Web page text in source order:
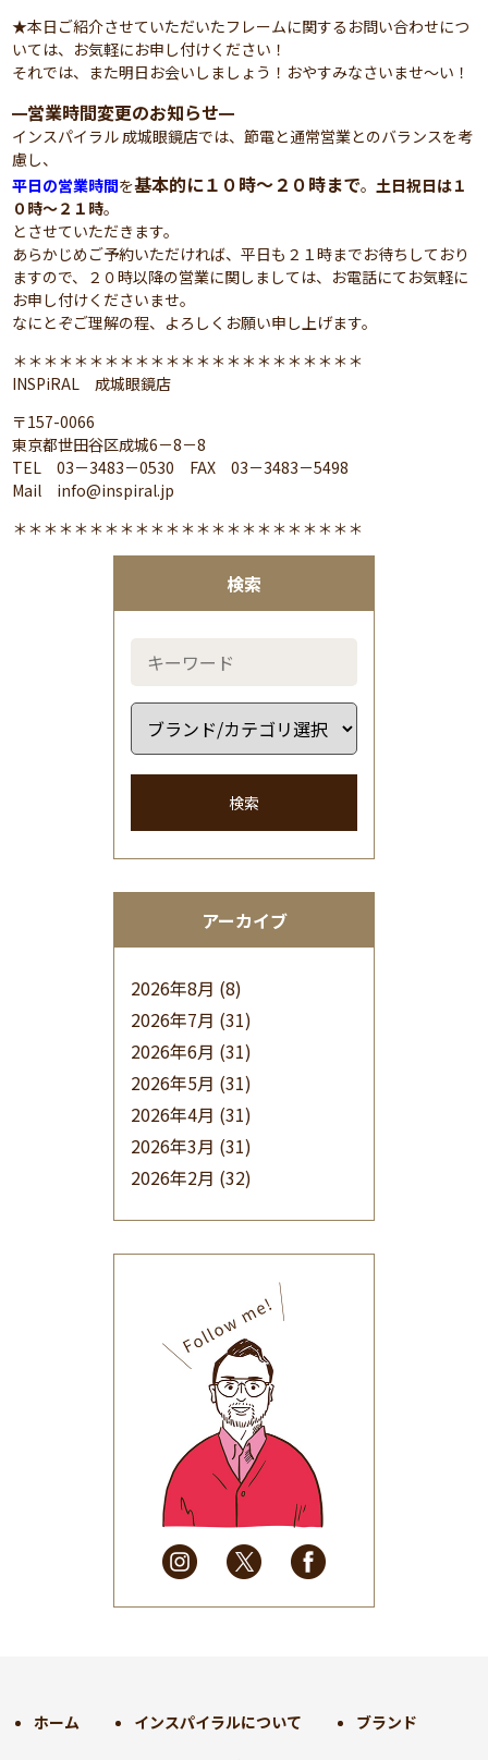
検索
検索
アーカイブ
2026年8月 (8)
2026年7月 (31)
2026年6月 (31)
2026年5月 (31)
2026年4月 (31)
2026年3月 (31)
2026年2月 (32)
(32)
2025年9月(30)
2025年8月(31)
2025年7月(37)
2025年6月(48)
2025年5月
(41)
2025年4月
(32)
2025年3月(31)
2025年2月
(28)
2025年1月
(34)
2024年9月(30)
★本日ご紹介させていただいたフレームに関するお問い合わせにつ
いては、お気軽にお申し付けください！
それでは、また明日お会いしましょう！おやすみなさいませ～い！
━営業時間変更のお知らせ━
インスパイラル 成城眼鏡店では、節電と通常営業とのバランスを考
慮し、
平日の営業時間を基本的に１０時～２０時まで。土日祝日は１
０時～２１時。
とさせていただきます。
あらかじめご予約いただければ、平日も２１時までお待ちしており
ますので、２０時以降の営業に関しましては、お電話にてお気軽に
お申し付けくださいませ。
なにとぞご理解の程、よろしくお願い申し上げます。
＊＊＊＊＊＊＊＊＊＊＊＊＊＊＊＊＊＊＊＊＊＊＊
INSPiRAL 成城眼鏡店
〒157-0066
東京都世田谷区成城6－8－8
TEL 03－3483－0530 FAX 03－3483－5498
Mail info@inspiral.jp
＊＊＊＊＊＊＊＊＊＊＊＊＊＊＊＊＊＊＊＊＊＊＊
ホーム インスパイラルについて ブランド